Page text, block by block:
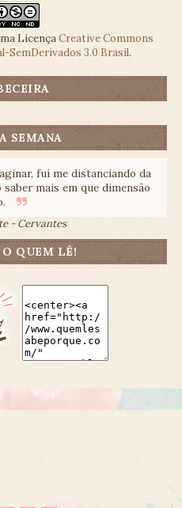
LicençaCreative Commons
SemDerivados 3.0 Brasil.
SEMANA
fui me distanciando da
mais em que dimensão
- Cervantes
QUEM LÊ!